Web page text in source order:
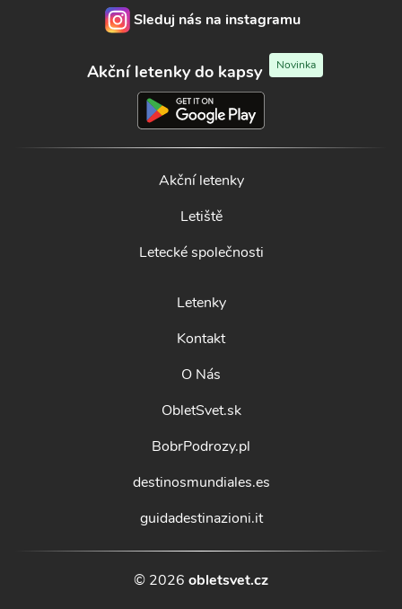
Sleduj nás na instagramu
Akční letenky do kapsy Novinka
Akční letenky
Letiště
Letecké společnosti
Letenky
Kontakt
O Nás
ObletSvet.sk
BobrPodrozy.pl
destinosmundiales.es
guidadestinazioni.it
© 2026 obletsvet.cz